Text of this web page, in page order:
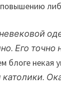
Его точно
блоге некая